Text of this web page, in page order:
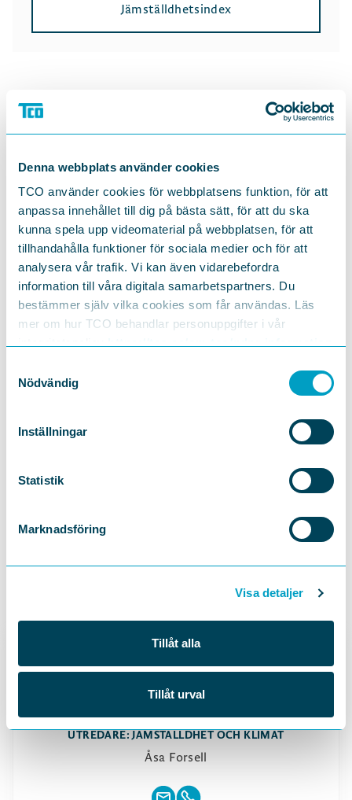
Denna webbplats använder cookies
TCO använder cookies för webbplatsens funktion, för att
anpassa innehållet till dig på bästa sätt, för att du ska
kunna spela upp videomaterial på webbplatsen, för att
tillhandahålla funktioner för sociala medier och för att
analysera vår trafik. Vi kan även vidarebefordra
information till våra digitala samarbetspartners. Du
bestämmer själv vilka cookies som får användas. Läs
mer om hur TCO behandlar personuppgifter i vår
Nödvändig
Inställningar
Statistik
Marknadsföring
Visa detaljer
Tillåt alla
Tillåt urval
Jämställdhetsindex
Föräldraledighet under
ojämställt
än statistik visar
När den obetalda föräldraledigheten räknas in blir
skillnaden mellan hur mycket ledighet kvinnor och
månader under barnets första två år.
UTREDARE: JÄMSTÄLLDHET OCH KLIMAT
Åsa Forsell